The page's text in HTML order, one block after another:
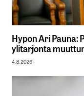
Hypon Ari Pauna:
ylitarjonta
4.8.2026